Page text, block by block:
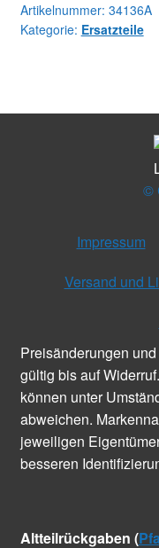
Artikelnummer: 34136A
Kategorie: Ersatzteile
©
Impressum
Versand und
Preisänderungen
gültig bis auf
können unter
abweichen.
jeweiligen
besseren
Altteilrückgaben (